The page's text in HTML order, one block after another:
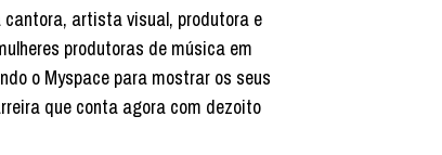
artista visual, produtora e
produtoras de música em
o Myspace para mostrar os seus
que conta agora com dezoito